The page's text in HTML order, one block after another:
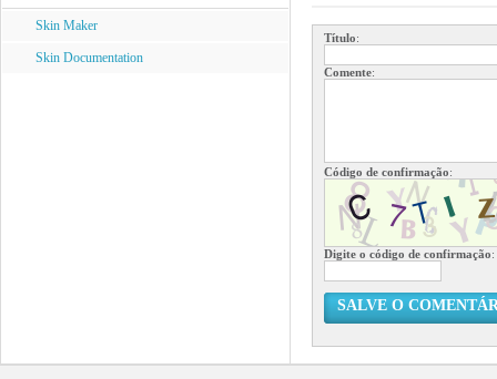
Skin Maker
Skin Documentation
Título:
Comente:
Código de confirmação:
Digite o código de confirmação:
SALVE O